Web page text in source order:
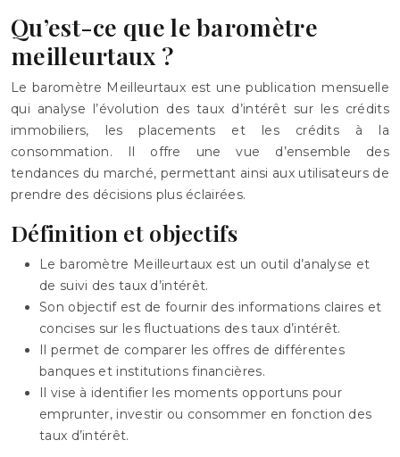
Qu’est-ce que le baromètre
meilleurtaux ?
Le baromètre Meilleurtaux est une publication mensuelle
qui analyse l’évolution des taux d’intérêt sur les crédits
immobiliers, les placements et les crédits à la
consommation. Il offre une vue d’ensemble des
tendances du marché, permettant ainsi aux utilisateurs de
prendre des décisions plus éclairées.
Définition et objectifs
Le baromètre Meilleurtaux est un outil d’analyse et
de suivi des taux d’intérêt.
Son objectif est de fournir des informations claires et
concises sur les fluctuations des taux d’intérêt.
Il permet de comparer les offres de différentes
banques et institutions financières.
Il vise à identifier les moments opportuns pour
emprunter, investir ou consommer en fonction des
taux d’intérêt.